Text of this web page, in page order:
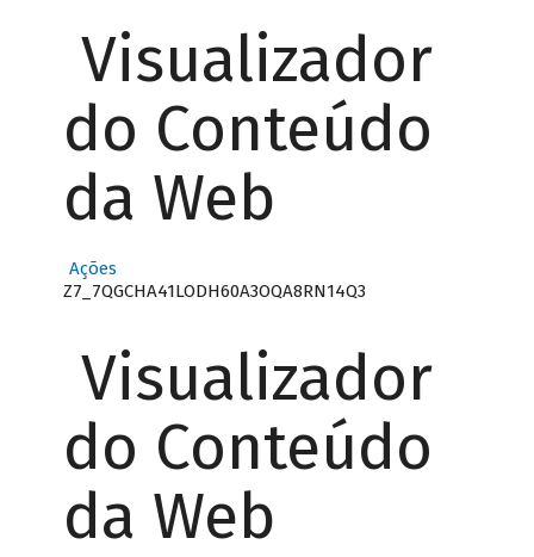
Visualizador
do Conteúdo
da Web
Ações
Z7_7QGCHA41LODH60A3OQA8RN14Q3
Visualizador
do Conteúdo
da Web